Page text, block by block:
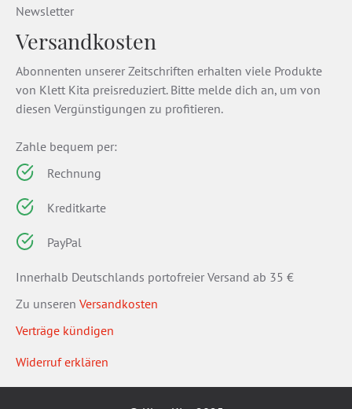
Newsletter
Versandkosten
Abonnenten unserer Zeitschriften erhalten viele Produkte
von Klett Kita preisreduziert. Bitte melde dich an, um von
diesen Vergünstigungen zu profitieren.
Zahle bequem per:
Rechnung
Kreditkarte
PayPal
Innerhalb Deutschlands portofreier Versand ab 35 €
Zu unseren Versandkosten
Verträge kündigen
Widerruf erklären